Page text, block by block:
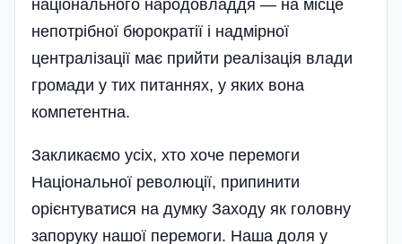
національного народовладдя — на місце
непотрібної бюрократії і надмірної
централізації має прийти реалізація влади
громади у тих питаннях, у яких вона
компетентна.
Закликаємо усіх, хто хоче перемоги
Національної революції, припинити
орієнтуватися на думку Заходу як головну
запоруку нашої перемоги. Наша доля у